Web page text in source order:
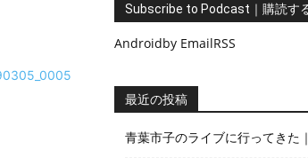
Subscribe to Podcast｜購読す
Androidby EmailRSS
最近の投稿
青葉市子のライブに行ってきた